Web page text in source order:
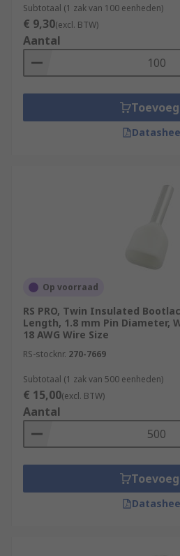
Subtotaal (1 zak van 100 eenheden)
€ 9,30(excl. BTW)
Aantal
Op voorraad
RS PRO, Twin Insulated
Length, 1.8 mm Pin Diameter,
18 AWG Wire Size
RS-stocknr. 270-7669
Subtotaal (1 zak van 500 eenheden)
€ 15,00(excl. BTW)
Aantal